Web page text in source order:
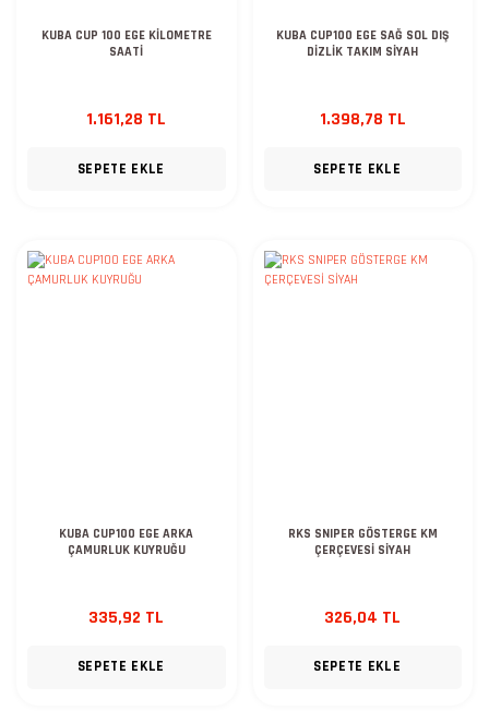
KUBA CUP 100 EGE KİLOMETRE
SAATİ
1.161,28 TL
SEPETE EKLE
KUBA CUP100 EGE SAĞ SOL DIŞ
DİZLİK TAKIM SİYAH
1.398,78 TL
SEPETE EKLE
KUBA CUP100 EGE ARKA
ÇAMURLUK KUYRUĞU
335,92 TL
SEPETE EKLE
RKS SNIPER GÖSTERGE KM
ÇERÇEVESİ SİYAH
326,04 TL
SEPETE EKLE